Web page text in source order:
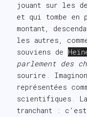
jouant sur les
et qui tombe en
montant,
les autres,
souviens de
parlement des
sourire.
représentées
scientifiques.
tranchant :